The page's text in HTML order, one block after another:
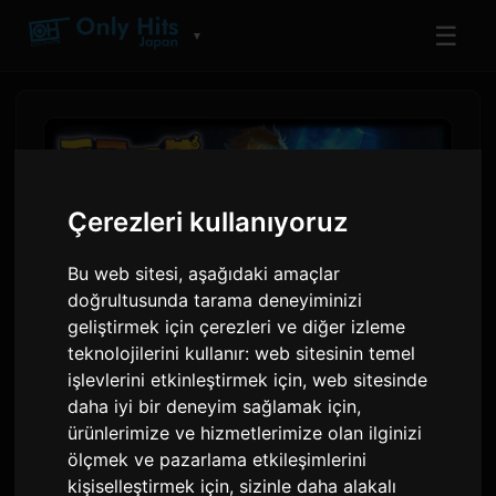
Çerezleri kullanıyoruz
Bu web sitesi, aşağıdaki amaçlar
doğrultusunda tarama deneyiminizi
geliştirmek için çerezleri ve diğer izleme
teknolojilerini kullanır:web sitesinin temel
işlevlerini etkinleştirmek için,web sitesinde
daha iyi bir deneyim sağlamak için,
ürünlerimize ve hizmetlerimize olan ilginizi
ölçmek ve pazarlama etkileşimlerini
kişiselleştirmek için, sizinle daha alakalı
▼ ☰
Nijisanji'nin Mimi Ittai Ünitesi
Ses Dramasını Yayınlıyor
Samtarafından
3 Haziran 2026